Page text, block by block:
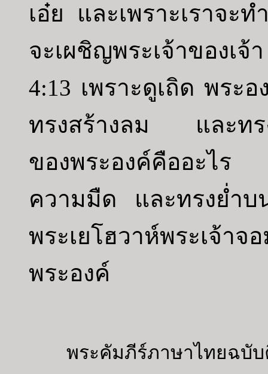
เอ๋ย และเพราะเราจะ
จะเผชิญพระเจ้าของเจ้
4:13 เพราะดูเถิด พระ
ทรงสร้างลม และทร
ของพระองค์คืออะไร
ความมืด และทรงย่ำบ
พระเยโฮวาห์พระเ
พระองค์
พระคัมภีร์ภาษาไทยฉบับ